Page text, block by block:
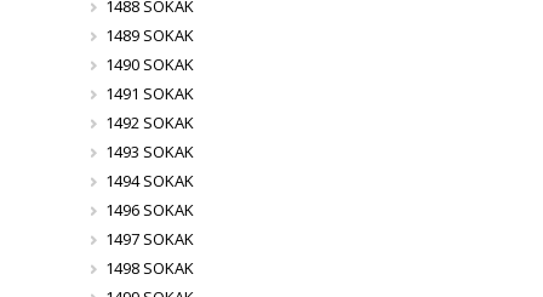
1488 SOKAK
1489 SOKAK
1490 SOKAK
1491 SOKAK
1492 SOKAK
1493 SOKAK
1494 SOKAK
1496 SOKAK
1497 SOKAK
1498 SOKAK